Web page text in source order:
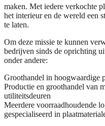
maken. Met iedere verkochte
het interieur en de wereld een
te laten.
Om deze missie te kunnen
bedrijven sinds de oprichting
onder andere:
Groothandel in hoogwaardige
Productie en groothandel van
utiliteitsdeuren
Meerdere voorraadhoudende
gespecialiseerd in